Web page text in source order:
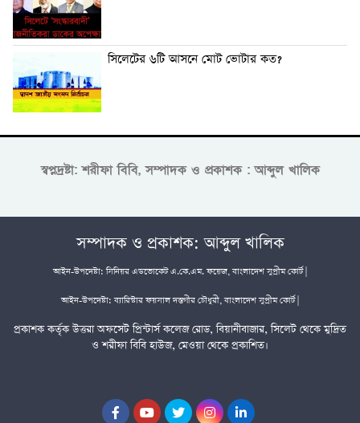
সিলেটের ৬টি আসনে মোট ভোটার কত?
স্বপ্নদ্রষ্টা: শরীফা বিবি, সম্পাদক ও প্রকাশক : আব্দুল খালিক
সম্পাদক ও প্রকাশক: আব্দুল খালিক
আইন-উপদেষ্টা: সিনিয়র এডভোকেট এ.কে.এম. ফয়েজ, বাংলাদেশ সুপ্রীম কোর্ট |
আইন-উপদেষ্টা: ব্যারিস্টার ফয়সাল দস্তগীর চৌধুরী, বাংলাদেশ সুপ্রীম কোর্ট |
প্রকাশক কর্তৃক উত্তরা অফসেট প্রিন্টার্স কলেজ রোড, বিয়ানীবাজার, সিলেট থেকে মুদ্রিত
ও শরীফা বিবি হাউজ, মেওয়া থেকে প্রকাশিত।